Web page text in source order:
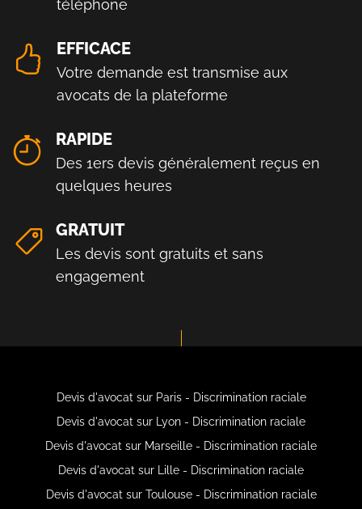
téléphone
EFFICACE
Votre demande est transmise aux
avocats de la plateforme
RAPIDE
Des 1ers devis généralement reçus en
quelques heures
GRATUIT
Les devis sont gratuits et sans
engagement
Devis d'avocat sur Paris - Discrimination raciale
Devis d'avocat sur Lyon - Discrimination raciale
Devis d'avocat sur Marseille - Discrimination raciale
Devis d'avocat sur Lille - Discrimination raciale
Devis d'avocat sur Toulouse - Discrimination raciale